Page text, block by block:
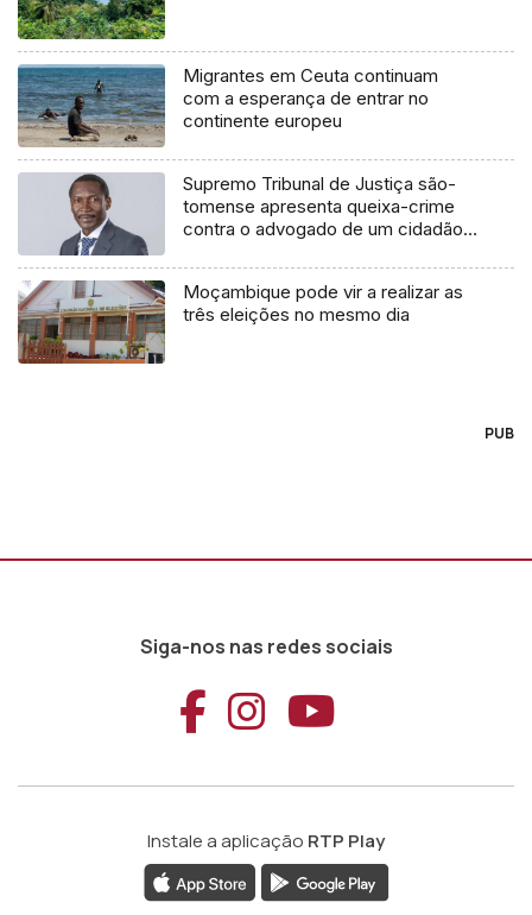
Migrantes em Ceuta continuam
com a esperança de entrar no
continente europeu
Supremo Tribunal de Justiça são-
tomense apresenta queixa-crime
contra o advogado de um cidadão
Moçambique pode vir a realizar as
três eleições no mesmo dia
PUB
Siga-nos nas redes sociais
Aceder ao
Aceder ao
Aceder
Instale a aplicação RTP Play